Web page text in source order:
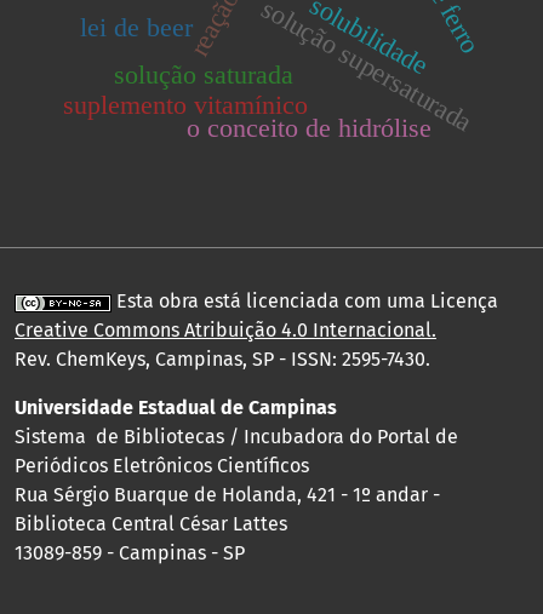
solução saturadasolução supersaturada
solubilidade
lei de beer
suplemento vitamínico
o conceito de hidrólise
Esta obra está licenciada com uma Licença
Creative Commons Atribuição 4.0 Internacional.
Rev. ChemKeys, Campinas, SP - ISSN: 2595-7430.
Universidade Estadual de Campinas
Sistema de Bibliotecas / Incubadora do Portal de
Periódicos Eletrônicos Científicos
Rua Sérgio Buarque de Holanda, 421 - 1º andar -
Biblioteca Central César Lattes
13089-859 - Campinas - SP